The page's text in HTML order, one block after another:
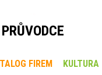
FIREM KULTURA